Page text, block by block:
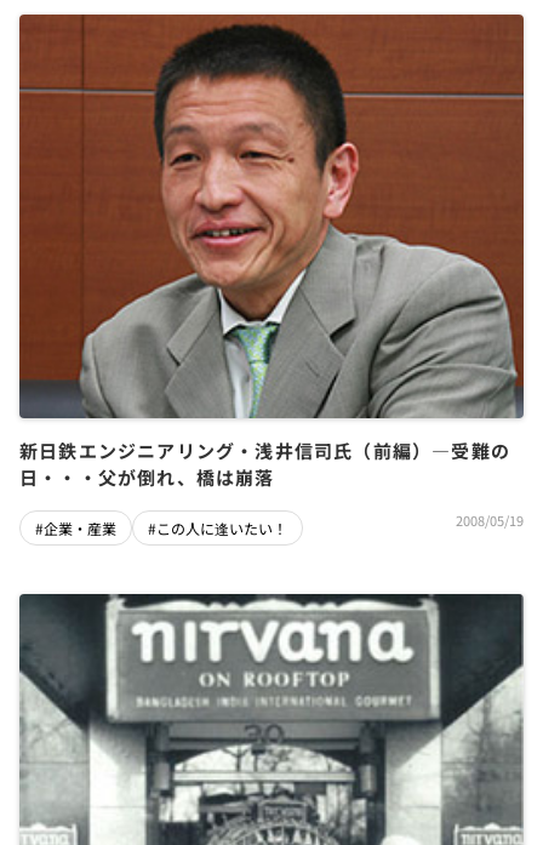
新日鉄エンジニアリング・浅井信司氏（前編）―受難の
日・・・父が倒れ、橋は崩落
#企業・産業 #この人に逢いたい！ 2008/05/19